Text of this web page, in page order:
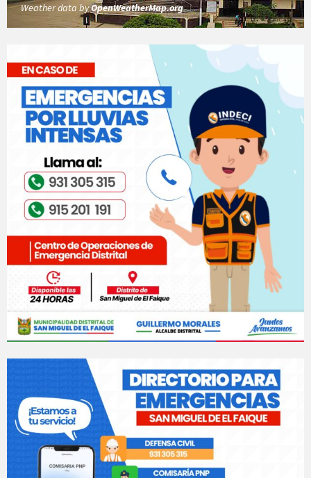
Weather data byOpenWeatherMap.org